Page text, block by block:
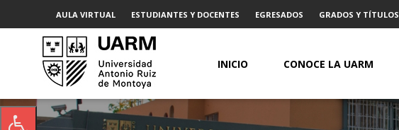
AULA VIRTUAL ESTUDIANTES Y DOCENTES EGRESADOS GRADOS Y TÍTULOS
INICIO CONOCE LA UARM